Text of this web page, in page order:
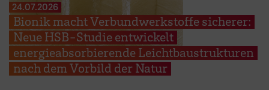
24.07.2026
Bionik macht Verbundwerkstoffe sicherer:
Neue HSB-Studie entwickelt
energieabsorbierende Leichtbaustrukturen
nach dem Vorbild der Natur